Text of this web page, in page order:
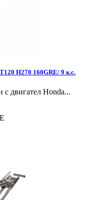
H270 160GRE/ 9 к.с.
двигател Honda...